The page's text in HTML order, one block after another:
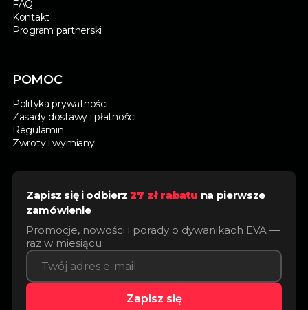
FAQ
Kontakt
Program partnerski
POMOC
Polityka prywatności
Zasady dostawy i płatności
Regulamin
Zwroty i wymiany
Zapisz się i odbierz27 zł rabatu na pierwsze
zamówienie
Promocje, nowości i porady o dywanikach EVA —
raz w miesiącu
Zapisz się